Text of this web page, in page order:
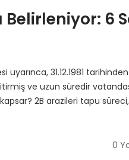
Belirleniyor: 6
uyarınca, 31.12.1981
ve uzun süredir
2B arazileri tapu
0